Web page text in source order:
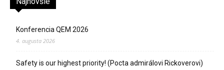
Konferencia QEM 2026
4. augusta 2026
Safety is our highest priority! (Pocta admirálovi Rickoverovi)